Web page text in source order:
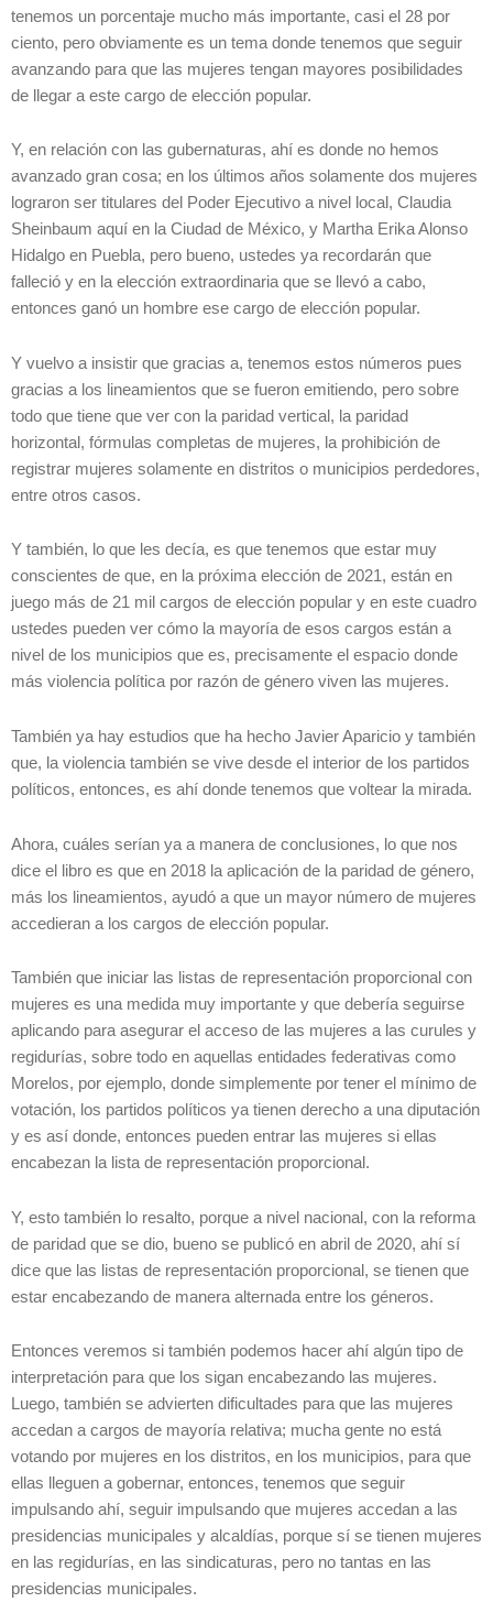
tenemos un porcentaje mucho más importante, casi el 28 por
ciento, pero obviamente es un tema donde tenemos que seguir
avanzando para que las mujeres tengan mayores posibilidades
de llegar a este cargo de elección popular.
Y, en relación con las gubernaturas, ahí es donde no hemos
avanzado gran cosa; en los últimos años solamente dos mujeres
lograron ser titulares del Poder Ejecutivo a nivel local, Claudia
Sheinbaum aquí en la Ciudad de México, y Martha Erika Alonso
Hidalgo en Puebla, pero bueno, ustedes ya recordarán que
falleció y en la elección extraordinaria que se llevó a cabo,
entonces ganó un hombre ese cargo de elección popular.
Y vuelvo a insistir que gracias a, tenemos estos números pues
gracias a los lineamientos que se fueron emitiendo, pero sobre
todo que tiene que ver con la paridad vertical, la paridad
horizontal, fórmulas completas de mujeres, la prohibición de
registrar mujeres solamente en distritos o municipios perdedores,
entre otros casos.
Y también, lo que les decía, es que tenemos que estar muy
conscientes de que, en la próxima elección de 2021, están en
juego más de 21 mil cargos de elección popular y en este cuadro
ustedes pueden ver cómo la mayoría de esos cargos están a
nivel de los municipios que es, precisamente el espacio donde
más violencia política por razón de género viven las mujeres.
También ya hay estudios que ha hecho Javier Aparicio y también
que, la violencia también se vive desde el interior de los partidos
políticos, entonces, es ahí donde tenemos que voltear la mirada.
Ahora, cuáles serían ya a manera de conclusiones, lo que nos
dice el libro es que en 2018 la aplicación de la paridad de género,
más los lineamientos, ayudó a que un mayor número de mujeres
accedieran a los cargos de elección popular.
También que iniciar las listas de representación proporcional con
mujeres es una medida muy importante y que debería seguirse
aplicando para asegurar el acceso de las mujeres a las curules y
regidurías, sobre todo en aquellas entidades federativas como
Morelos, por ejemplo, donde simplemente por tener el mínimo de
votación, los partidos políticos ya tienen derecho a una diputación
y es así donde, entonces pueden entrar las mujeres si ellas
encabezan la lista de representación proporcional.
Y, esto también lo resalto, porque a nivel nacional, con la reforma
de paridad que se dio, bueno se publicó en abril de 2020, ahí sí
dice que las listas de representación proporcional, se tienen que
estar encabezando de manera alternada entre los géneros.
Entonces veremos si también podemos hacer ahí algún tipo de
interpretación para que los sigan encabezando las mujeres.
Luego, también se advierten dificultades para que las mujeres
accedan a cargos de mayoría relativa; mucha gente no está
votando por mujeres en los distritos, en los municipios, para que
ellas lleguen a gobernar, entonces, tenemos que seguir
impulsando ahí, seguir impulsando que mujeres accedan a las
presidencias municipales y alcaldías, porque sí se tienen mujeres
en las regidurías, en las sindicaturas, pero no tantas en las
presidencias municipales.